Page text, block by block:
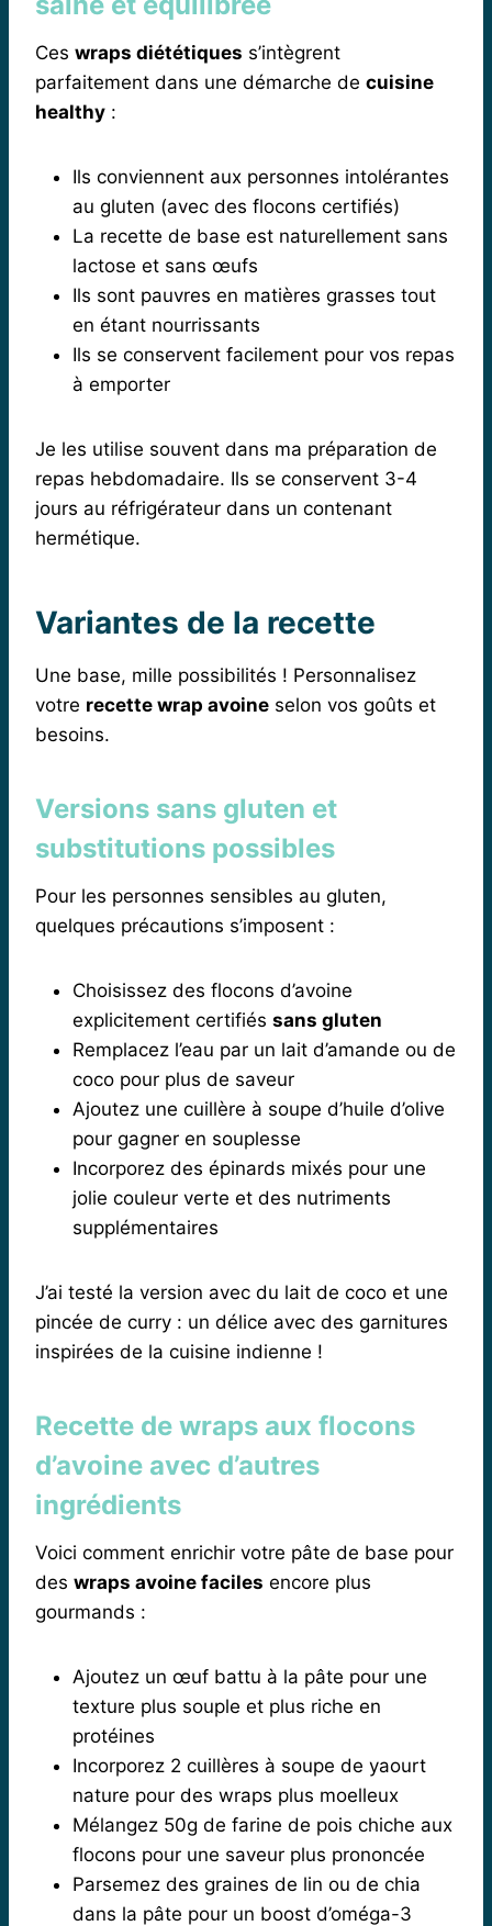
Ces wraps diététiques s’intègrent
parfaitement dans une démarche de cuisine
healthy :
Ils conviennent aux personnes intolérantes
au gluten (avec des flocons certifiés)
La recette de base est naturellement sans
lactose et sans œufs
Ils sont pauvres en matières grasses tout
en étant nourrissants
Ils se conservent facilement pour vos repas
à emporter
Je les utilise souvent dans ma préparation de
repas hebdomadaire. Ils se conservent 3-4
jours au réfrigérateur dans un contenant
hermétique.
Variantes de la recette
Une base, mille possibilités ! Personnalisez
votre recette wrap avoine selon vos goûts et
besoins.
Versions sans gluten et
substitutions possibles
Pour les personnes sensibles au gluten,
quelques précautions s’imposent :
Choisissez des flocons d’avoine
explicitement certifiés sans gluten
Remplacez l’eau par un lait d’amande ou de
coco pour plus de saveur
Ajoutez une cuillère à soupe d’huile d’olive
pour gagner en souplesse
Incorporez des épinards mixés pour une
jolie couleur verte et des nutriments
supplémentaires
J’ai testé la version avec du lait de coco et une
pincée de curry : un délice avec des garnitures
inspirées de la cuisine indienne !
Recette de wraps aux flocons
d’avoine avec d’autres
ingrédients
Voici comment enrichir votre pâte de base pour
des wraps avoine faciles encore plus
gourmands :
Ajoutez un œuf battu à la pâte pour une
texture plus souple et plus riche en
protéines
Incorporez 2 cuillères à soupe de yaourt
nature pour des wraps plus moelleux
Mélangez 50g de farine de pois chiche aux
flocons pour une saveur plus prononcée
Parsemez des graines de lin ou de chia
dans la pâte pour un boost d’oméga-3